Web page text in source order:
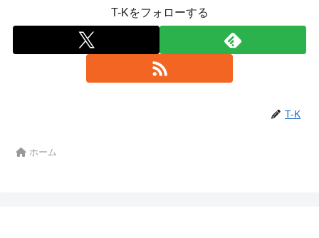
T-Kをフォローする
T-K
ホーム